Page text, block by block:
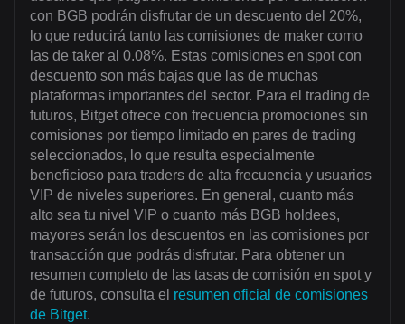
con BGB podrán disfrutar de un descuento del 20%,
lo que reducirá tanto las comisiones de maker como
las de taker al 0.08%. Estas comisiones en spot con
descuento son más bajas que las de muchas
plataformas importantes del sector. Para el trading de
futuros, Bitget ofrece con frecuencia promociones sin
comisiones por tiempo limitado en pares de trading
seleccionados, lo que resulta especialmente
beneficioso para traders de alta frecuencia y usuarios
VIP de niveles superiores. En general, cuanto más
alto sea tu nivel VIP o cuanto más BGB holdees,
mayores serán los descuentos en las comisiones por
transacción que podrás disfrutar. Para obtener un
resumen completo de las tasas de comisión en spot y
de futuros, consulta el resumen oficial de comisiones
de Bitget.